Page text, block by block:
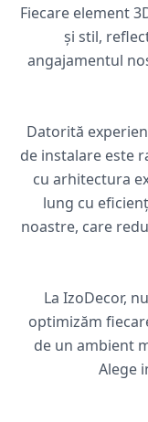
Fiecare element
și stil,
angajamentul
Datorită
de instalare este
cu arhitectura
lung cu
noastre, care
La IzoDecor,
optimizăm
de un ambient
Alege